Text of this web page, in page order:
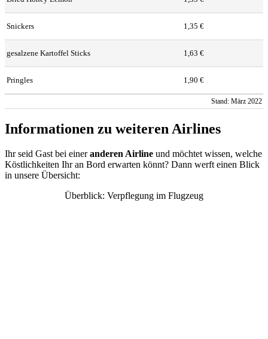
Snickers 1,35 €
gesalzene Kartoffel Sticks 1,63 €
Pringles 1,90 €
Stand: März 2022
Informationen zu weiteren Airlines
Ihr seid Gast bei eineranderen Airline und möchtet wissen, welche
Köstlichkeiten Ihr an Bord erwarten könnt? Dann werft einen Blick
in unsere Übersicht:
Überblick: Verpflegung im Flugzeug